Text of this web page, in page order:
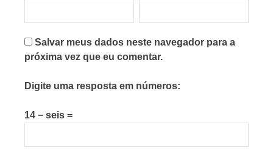
Salvar meus dados neste navegador para a
próxima vez que eu comentar.
Digite uma resposta em números:
14 − seis =